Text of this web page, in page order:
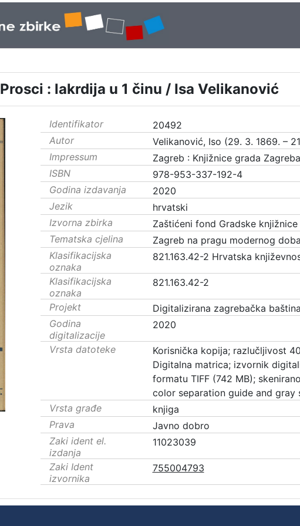
Prosci : lakrdija u 1 činu / Isa Velikanović
Identifikator
20492
Autor
Velikanović, Iso (29. 3. 1869. –
Impressum
Zagreb : Knjižnice grada
ISBN
978-953-337-192-4
Godina izdavanja
2020
Jezik
hrvatski
Izvorna zbirka
Zaštićeni fond Gradske knjižnice
Tematska cjelina
Zagreb na pragu modernog doba
Klasifikacijska
oznaka
821.163.42-2 Hrvatska
Klasifikacijska
oznaka
821.163.42-2
Projekt
Digitalizirana zagrebačka baština
Godina
digitalizacije
2020
Vrsta datoteke Korisnička kopija; razlučljivost
Digitalna matrica; izvornik
formatu TIFF (742 MB);
color separation guide and gray
Vrsta građe
knjiga
Prava
Javno dobro
Zaki ident el.
izdanja
11023039
Zaki Ident
izvornika
755004793